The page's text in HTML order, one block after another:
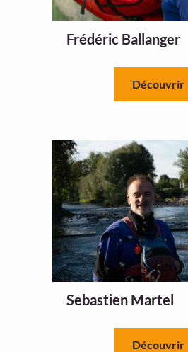
Frédéric Ballanger
Découvrir
Sebastien Martel
Découvrir